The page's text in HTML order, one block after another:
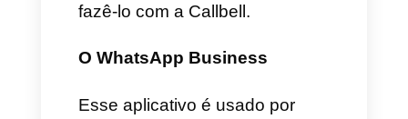
com outras ferramentas
como, por exemplo: Slack,
Google Suite, Shopify e mais.